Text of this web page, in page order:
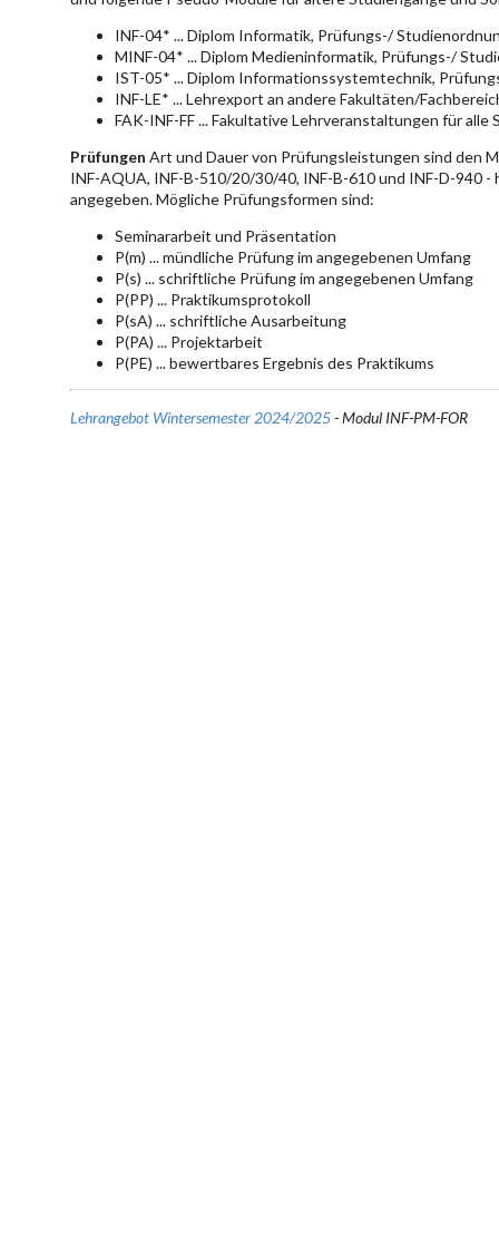
INF-04* ... Diplom Informatik, Prüfungs-/
MINF-04* ... Diplom Medieninformatik, Prüfungs-/
IST-05* ... Diplom Informationssystemtechnik,
INF-LE* ... Lehrexport an andere Fakultäten/
FAK-INF-FF ... Fakultative Lehrveranstaltungen für
Prüfungen Art und Dauer von Prüfungsleistungen sind den
INF-AQUA, INF-B-510/20/30/40, INF-B-610 und INF-D-940
angegeben. Mögliche Prüfungsformen sind:
Seminararbeit und Präsentation
P(m) ... mündliche Prüfung im angegebenen Umfang
P(s) ... schriftliche Prüfung im angegebenen Umfang
P(PP) ... Praktikumsprotokoll
P(sA) ... schriftliche Ausarbeitung
P(PA) ... Projektarbeit
P(PE) ... bewertbares Ergebnis des Praktikums
Lehrangebot Wintersemester 2024/2025- Modul INF-PM-FOR